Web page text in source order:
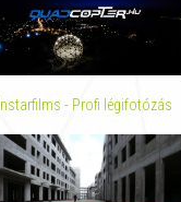
Instarfilms - Profi légifotózás